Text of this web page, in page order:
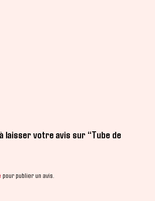
laisser votre avis sur “Tube de
pour publier un avis.